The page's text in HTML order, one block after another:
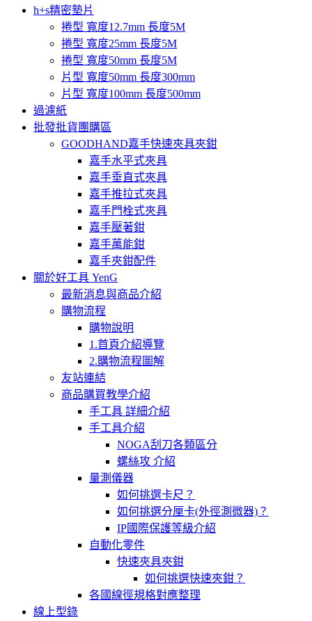
h+s精密墊片
捲型 寬度12.7mm 長度5M
捲型 寬度25mm 長度5M
捲型 寬度50mm 長度5M
片型 寬度50mm 長度300mm
片型 寬度100mm 長度500mm
過濾紙
批發批貨團購區
GOODHAND嘉手快速夾具夾鉗
嘉手水平式夾具
嘉手垂直式夾具
嘉手推拉式夾具
嘉手門栓式夾具
嘉手壓著鉗
嘉手萬能鉗
嘉手夾鉗配件
關於好工具 YenG
最新消息與商品介紹
購物流程
購物說明
1.首頁介紹導覽
2.購物流程圖解
友站連結
商品購買教學介紹
手工具 詳細介紹
手工具介紹
NOGA刮刀各類區分
螺絲攻 介紹
量測儀器
如何挑選卡尺？
如何挑選分厘卡(外徑測微器)？
IP國際保護等級介紹
自動化零件
快速夾具夾鉗
如何挑選快速夾鉗？
各國線徑規格對應整理
線上型錄